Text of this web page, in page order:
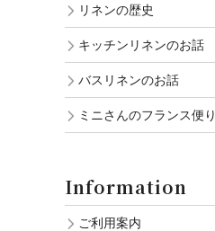
リネンの歴史
キッチンリネンのお話
バスリネンのお話
ミニさんのフランス便り
Information
ご利用案内